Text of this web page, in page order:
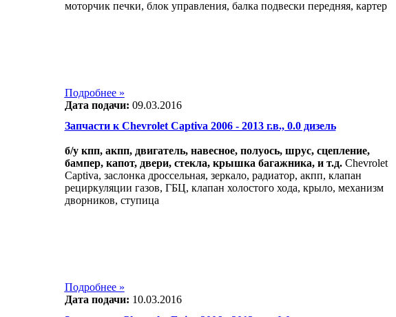
моторчик печки, блок управления, балка подвески передняя, картер
Подробнее »
Дата подачи: 09.03.2016
Запчасти к Chevrolet Captiva 2006 - 2013 г.в., 0.0 дизель
б/у кпп, акпп, двигатель, навесное, полуось, шрус, сцепление,
бампер, капот, двери, стекла, крышка багажника, и т.д.Chevrolet
Captiva, заслонка дроссельная, зеркало, радиатор, акпп, клапан
рециркуляции газов, ГБЦ, клапан холостого хода, крыло, механизм
дворников, ступица
Подробнее »
Дата подачи: 10.03.2016